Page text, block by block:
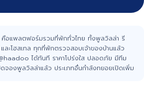
อแพลตฟอร์มรวมที่พักทั่วไทย ทั้งพูลวิลล่า รี
ละโฮสเทล ทุกที่พักตรวจสอบเจ้าของบ้านแล้ว
ได้ทันที ราคาโปร่งใส ปลอดภัย มีทีม
จองพูลวิลล่าแล้ว ประเภทอื่นกำลังทยอยเปิดเพิ่ม